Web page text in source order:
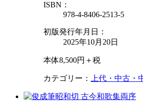
ISBN：
978-4-8406-2513-5
初版発行年月日：
2025年10月20日
本体8,500円＋税
カテゴリー： 上代・中古・